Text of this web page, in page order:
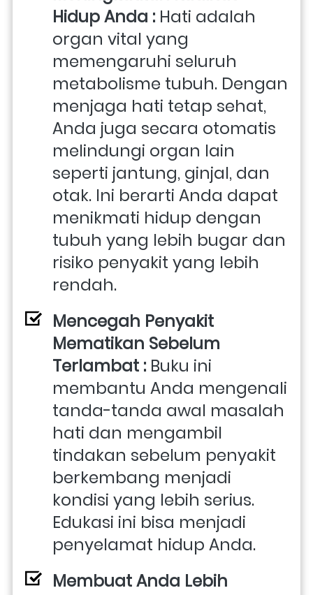
Hidup Anda : Hati adalah
organ vital yang
memengaruhi seluruh
metabolisme tubuh. Dengan
menjaga hati tetap sehat,
Anda juga secara otomatis
melindungi organ lain
seperti jantung, ginjal, dan
otak. Ini berarti Anda dapat
menikmati hidup dengan
tubuh yang lebih bugar dan
risiko penyakit yang lebih
rendah.
Mencegah Penyakit
Mematikan Sebelum
Terlambat : Buku ini
membantu Anda mengenali
tanda-tanda awal masalah
hati dan mengambil
tindakan sebelum penyakit
berkembang menjadi
kondisi yang lebih serius.
Edukasi ini bisa menjadi
penyelamat hidup Anda.
Membuat Anda Lebih